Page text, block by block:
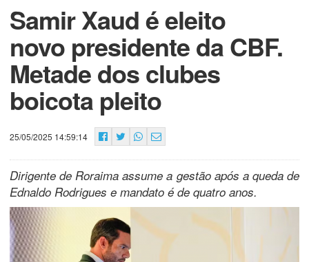
Samir Xaud é eleito
novo presidente da CBF.
Metade dos clubes
boicota pleito
25/05/2025 14:59:14
Dirigente de Roraima assume a gestão após a queda de
Ednaldo Rodrigues e mandato é de quatro anos.